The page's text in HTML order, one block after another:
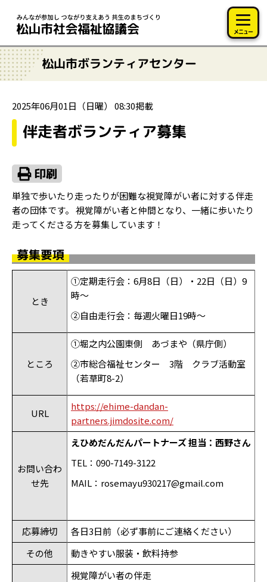
メニュー
松山市ボランティアセンター
2025年06月01日（日曜） 08:30掲載
伴走者ボランティア募集
単独で歩いたり走ったりが困難な視覚障がい者に対する伴走
者の団体です。 視覚障がい者と仲間となり、一緒に歩いたり
走ってくださる方を募集しています！
募集要項
とき
①定期走行会：6月8日（日）・22日（日）9
時～
②自由走行会：毎週火曜日19時～
ところ
①堀之内公園東側 あづまや（県庁側）
②市総合福祉センター 3階 クラブ活動室
（若草町8-2）
URL
https://ehime-dandan-
partners.jimdosite.com/
お問い合わ
せ先
えひめだんだんパートナーズ 担当：西野さん
TEL ： 090-7149-3122
MAIL ： rosemayu930217@gmail.com
応募締切
各日3日前（必ず事前にご連絡ください）
その他
動きやすい服装・飲料持参
視覚障がい者の伴走